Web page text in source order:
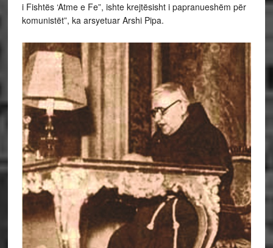
i Fishtës ‘Atme e Fe”, ishte krejtësisht i papranueshëm për
komunistët”, ka arsyetuar Arshi Pipa.